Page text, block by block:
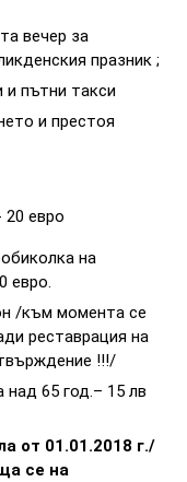
вечер за
празник ;
пътни такси
и престоя
20 евро
на
евро.
/към момента се
реставрация на
!!!/
65 год.– 15 лв
от 01.01.2018 г./
се на